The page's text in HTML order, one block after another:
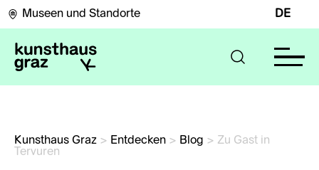
Museen und Standorte DE
Kunsthaus Graz > Entdecken > Blog > Zu Gast in
Tervuren